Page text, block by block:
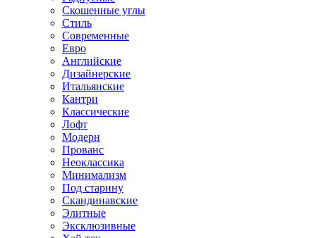
Скошенные углы
Стиль
Современные
Евро
Английские
Дизайнерские
Итальянские
Кантри
Классические
Лофт
Модерн
Прованс
Неоклассика
Минимализм
Под старину
Скандинавские
Элитные
Эксклюзивные